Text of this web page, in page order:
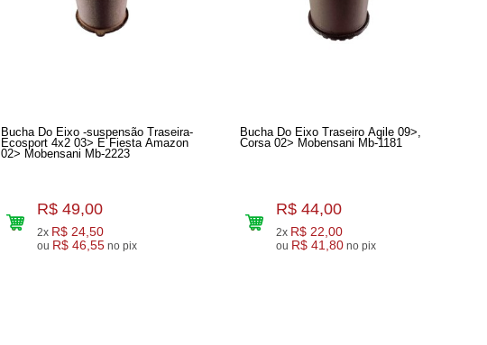
Bucha Do Eixo -suspensão Traseira-
Ecosport 4x2 03> E Fiesta Amazon
02> Mobensani Mb-2223
R$ 49,00
2x R$ 24,50
ou R$ 46,55 no pix
Bucha Do Eixo Traseiro Agile 09>,
Corsa 02> Mobensani Mb-1181
R$ 44,00
2x R$ 22,00
ou R$ 41,80 no pix